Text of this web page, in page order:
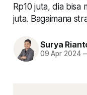
Rp10 juta, dia bisa
juta. Bagaimana
Surya
09 Apr 2024